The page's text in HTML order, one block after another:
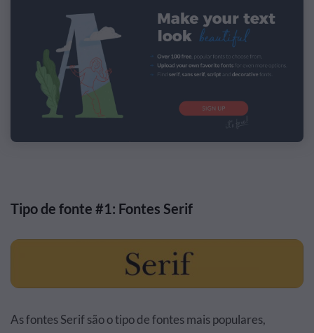
Tipo de fonte #1: Fontes Serif
As fontes Serif são o tipo de fontes mais populares,